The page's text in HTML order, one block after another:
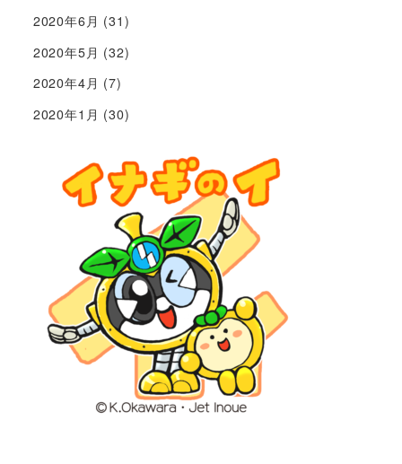
2020年6月 (31)
2020年5月 (32)
2020年4月 (7)
2020年1月 (30)